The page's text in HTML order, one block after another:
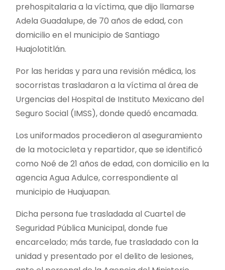
prehospitalaria a la víctima, que dijo llamarse
Adela Guadalupe, de 70 años de edad, con
domicilio en el municipio de Santiago
Huajolotitlán.
Por las heridas y para una revisión médica, los
socorristas trasladaron a la víctima al área de
Urgencias del Hospital de Instituto Mexicano del
Seguro Social (IMSS), donde quedó encamada.
Los uniformados procedieron al aseguramiento
de la motocicleta y repartidor, que se identificó
como Noé de 21 años de edad, con domicilio en la
agencia Agua Adulce, correspondiente al
municipio de Huajuapan.
Dicha persona fue trasladada al Cuartel de
Seguridad Pública Municipal, donde fue
encarcelado; más tarde, fue trasladado con la
unidad y presentado por el delito de lesiones,